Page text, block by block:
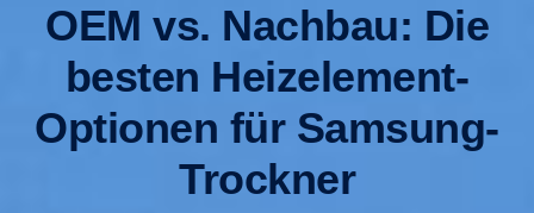
OEM vs. Nachbau: Die
besten Heizelement-
Optionen für Samsung-
Trockner